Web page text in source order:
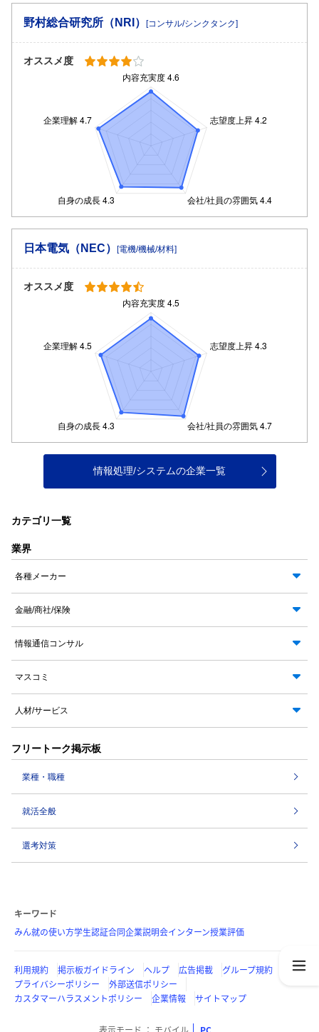
野村総合研究所（NRI） [コンサル/シンクタンク]
オススメ度
日本電気（NEC） [電機/機械/材料]
オススメ度
情報処理/システムの企業一覧
カテゴリ一覧
業界
各種メーカー
金融/商社/保険
情報通信コンサル
マスコミ
人材/サービス
フリートーク掲示板
業種・職種
就活全般
選考対策
キーワード
みん就の使い方学生認証合同企業説明会インターン授業評価
利用規約 掲示板ガイドライン ヘルプ 広告掲載
グループ規約
プライバシーポリシー
外部送信ポリシー
カスタマーハラスメントポリシー
企業情報 サイトマップ